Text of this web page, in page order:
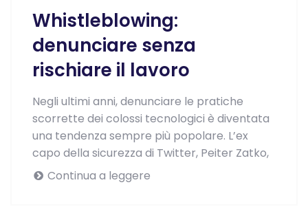
Whistleblowing:
denunciare senza
rischiare il lavoro
Negli ultimi anni, denunciare le pratiche
scorrette dei colossi tecnologici è diventata
una tendenza sempre più popolare. L’ex
capo della sicurezza di Twitter, Peiter Zatko,
Continua a leggere